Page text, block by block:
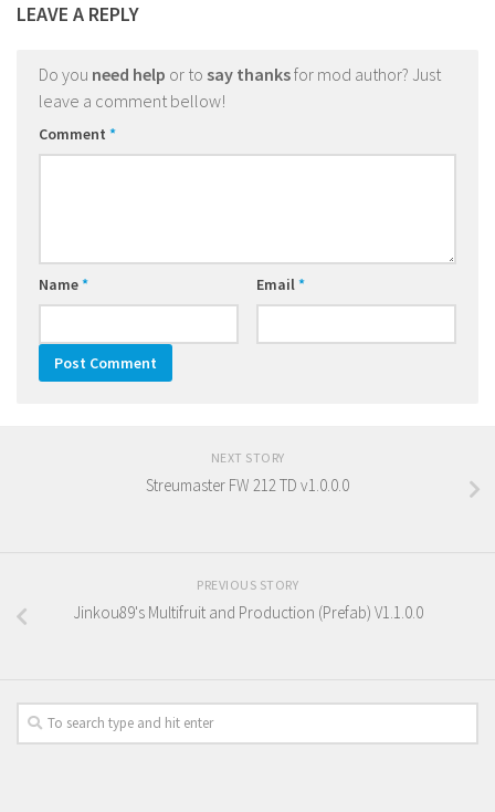
LEAVE A REPLY
Do you need help or to say thanksfor mod author? Just
leave a comment bellow!
Comment *
Name* Email*
NEXT STORY
Streumaster FW 212 TD v1.0.0.0
PREVIOUS STORY
Jinkou89's Multifruit and Production (Prefab) V1.1.0.0